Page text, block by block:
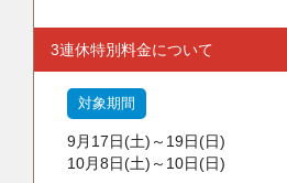
3連休特別料金について
対象期間
9月17日(土)～19日(日)
10月8日(土)～10日(日)